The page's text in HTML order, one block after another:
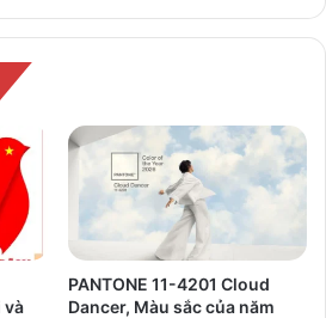
và
PANTONE 11-4201 Cloud
Dancer, Màu sắc của năm